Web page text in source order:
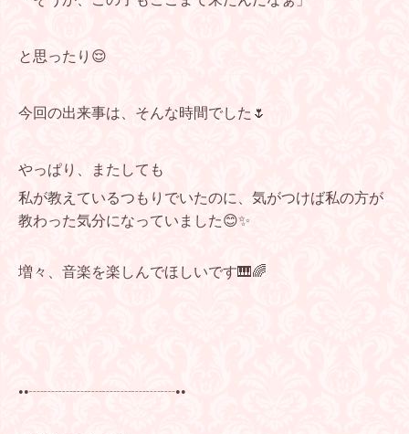
と思ったり😌
今回の出来事は、そんな時間でした🌷
やっぱり、またしても
私が教えているつもりでいたのに、気がつけば私の方が
教わった気分になっていました😊✨
増々、音楽を楽しんでほしいです🎹🌈
••┈┈┈┈┈┈┈┈┈┈••